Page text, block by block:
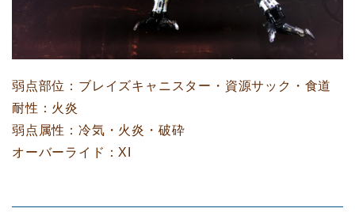
弱点部位：ブレイズキャニスター・資源サック・食道
耐性：火炎
弱点属性：冷気・火炎・破砕
オーバーライド：XI